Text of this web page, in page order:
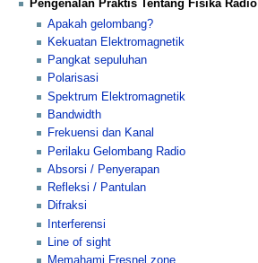
Pengenalan Praktis Tentang Fisika Radio
Apakah gelombang?
Kekuatan Elektromagnetik
Pangkat sepuluhan
Polarisasi
Spektrum Elektromagnetik
Bandwidth
Frekuensi dan Kanal
Perilaku Gelombang Radio
Absorsi / Penyerapan
Refleksi / Pantulan
Difraksi
Interferensi
Line of sight
Memahami Fresnel zone